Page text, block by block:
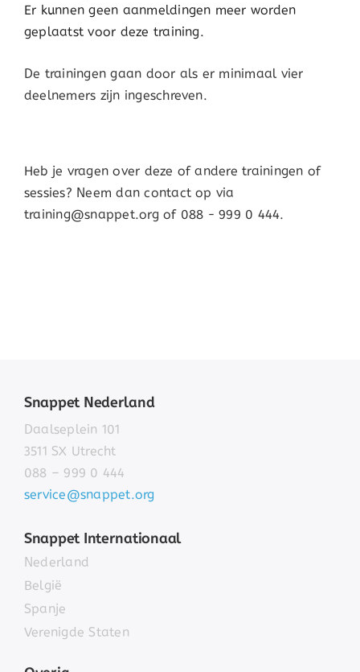
Er kunnen geen aanmeldingen meer worden
geplaatst voor deze training.
De trainingen gaan door als er minimaal vier
deelnemers zijn ingeschreven.
Heb je vragen over deze of andere trainingen of
sessies? Neem dan contact op via
training@snappet.org of 088 - 999 0 444.
Snappet Nederland
Daalseplein 101
3511 SX Utrecht
088 – 999 0 444
service@snappet.org
Snappet Internationaal
Nederland
België
Spanje
Verenigde Staten